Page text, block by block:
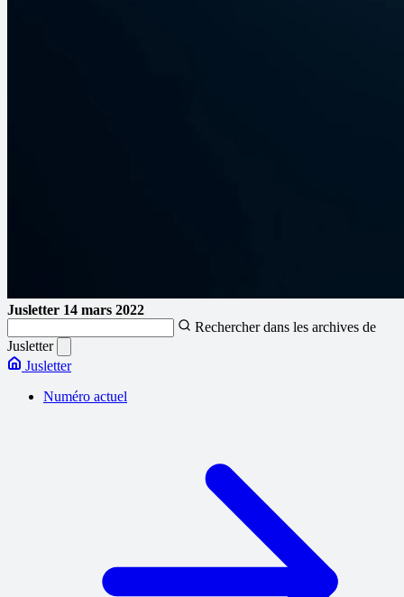
Jusletter 14 mars 2022
Rechercher dans les archives de
Jusletter
Jusletter
Numéro actuel